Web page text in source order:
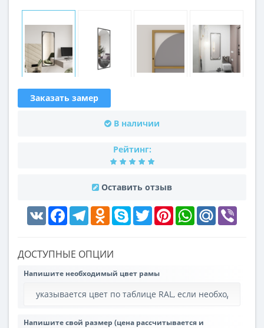
Заказать замер
В наличии
Рейтинг:
Оставить отзыв
VK FacebookTelegramOdnoklassniki
Skype Twitter PinterestWhatsAppMail.Ru
ДОСТУПНЫЕ ОПЦИИ
Напишите необходимый цвет рамы
Напишите свой размер (цена рассчитывается и